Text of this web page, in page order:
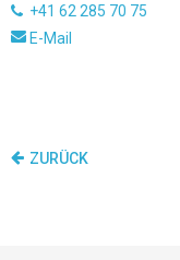
+41 62 285 70 75
E-Mail
ZURÜCK